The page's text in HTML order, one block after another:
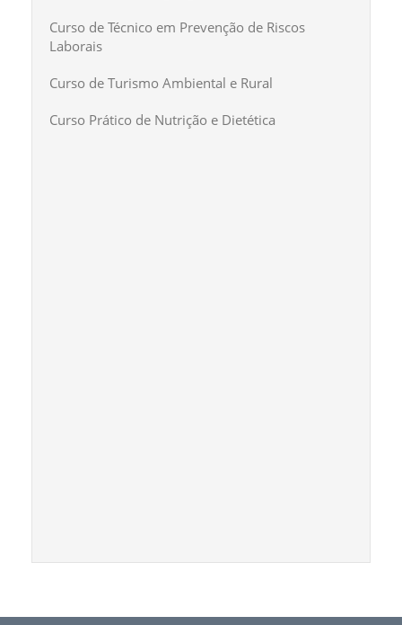
Curso de Técnico em Prevenção de Riscos
Laborais
Curso de Turismo Ambiental e Rural
Curso Prático de Nutrição e Dietética